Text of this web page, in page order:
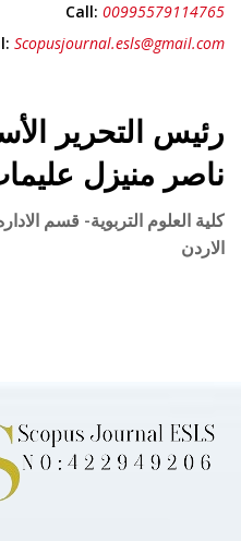
Call: 00995579114765
Scopusjournal.esls@gmail.com
رئيس التحرير
ناصر منيزل
كلية العلوم التربوية- قسم
الاردن